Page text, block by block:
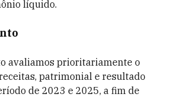
líquido.
avaliamos prioritariamente o
patrimonial e resultado
de 2023 e 2025, a fim de